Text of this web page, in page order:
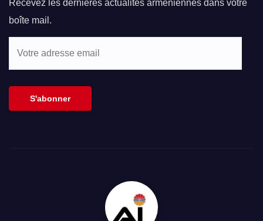
Recevez les dernières actualités arméniennes dans votre
boîte mail.
S'abonner